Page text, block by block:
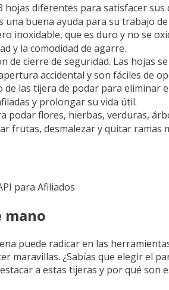
hojas diferentes para satisfacer
una buena ayuda para su trabajo
inoxidable, que es duro y no se
y la comodidad de agarre.
de cierre de seguridad. Las hojas
accidental y son fáciles de
las tijera de podar para eliminar
y prolongar su vida útil.
podar flores, hierbas, verduras,
frutas, desmalezar y quitar ramas
para Afiliados
mano
puede radicar en las
maravillas. ¿Sabías que elegir el
a estas tijeras y por qué son